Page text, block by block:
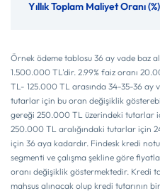
Örnek ödeme tablosu 36 ay vade baz
1.500.000 TL'dir. 2.99% faiz oranı
TL- 125.000 TL arasında 34-35-36 ay
tutarlar için bu oran değişiklik
gereği 250.000 TL üzerindeki tutarlar
250.000 TL aralığındaki tutarlar için
için 36 aya kadardır. Findesk kredi
segmenti ve çalışma şekline göre
oranı değişiklik göstermektedir. Kredi
mahsus alınacak olup kredi tutarının